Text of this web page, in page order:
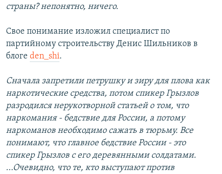
страны? непонятно, ничего.
Свое понимание изложил специалист по
партийному строительству Денис Шильников в
блоге den_shi.
Сначала запретили петрушку и зиру для плова как
наркотические средства, потом спикер Грызлов
разродился нерукотворной статьей о том, что
наркомания - бедствие для России, а потому
наркоманов необходимо сажать в тюрьму. Все
понимают, что главное бедствие России - это
спикер Грызлов с его деревянными солдатами.
...Очевидно, что те, кто выступают против